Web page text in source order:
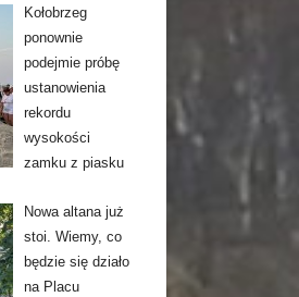
Kołobrzeg
ponownie
podejmie próbę
ustanowienia
rekordu
wysokości
zamku z piasku
Nowa altana już
stoi. Wiemy, co
będzie się działo
na Placu